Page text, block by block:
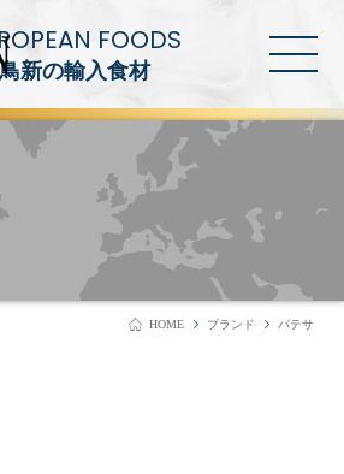
FOODS
鳥新の輸入食材
HOME ブランド パテサ